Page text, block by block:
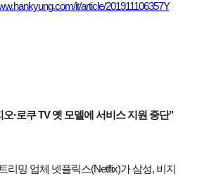
it/article/201911106357Y
·로쿠 TV 옛 모델에 서비스 지원 중단"
리밍 업체 넷플릭스(Netflix)가 삼성, 비지